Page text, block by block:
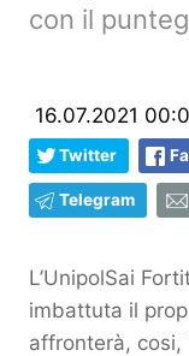
con il
16.07.2021
Twitter
Telegram
L’UnipolSai
imbattuta il
affronterà, cosi,